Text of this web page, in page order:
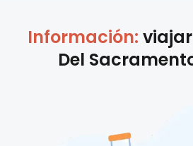
Información:
Del